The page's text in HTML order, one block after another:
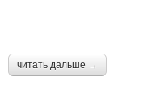
читать дальше →